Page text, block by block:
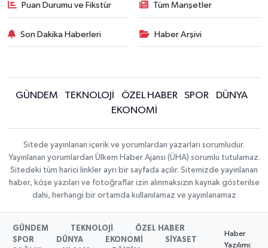
Puan Durumu ve Fikstür Tüm Manşetler
Son Dakika Haberleri Haber Arşivi
GÜNDEM TEKNOLOJİ ÖZEL HABER SPOR
DÜNYA
EKONOMİ
Sitede yayınlanan içerik ve yorumlardan yazarları sorumludur.
Yayınlanan yorumlardan Ülkem Haber Ajansı (ÜHA) sorumlu tutulamaz.
Sitedeki tüm harici linkler ayrı bir sayfada açılır. Sitemizde yayınlanan
haber, köşe yazıları ve fotoğraflar izin alınmaksızın kaynak gösterilse
dahi, herhangi bir ortamda kullanılamaz ve yayınlanamaz
GÜNDEM TEKNOLOJİ
ÖZEL HABER
SPOR
DÜNYA EKONOMİ
SİYASET
Haber
Yazılımı: